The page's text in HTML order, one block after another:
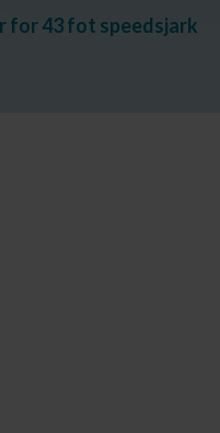
for 43 fot speedsjark